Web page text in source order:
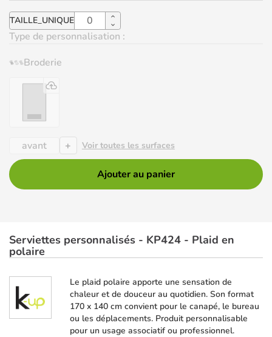
TAILLE_UNIQUE
Type de personnalisation :
Broderie
avant + Voir toutes les surfaces
Ajouter au panier
Serviettes personnalisés - KP424 - Plaid en
polaire
Le plaid polaire apporte une sensation de
chaleur et de douceur au quotidien. Son format
170 x 140 cm convient pour le canapé, le bureau
ou les déplacements. Produit personnalisable
pour un usage associatif ou professionnel.